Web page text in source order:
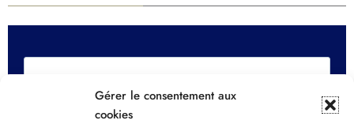
Gérer le consentement aux
cookies